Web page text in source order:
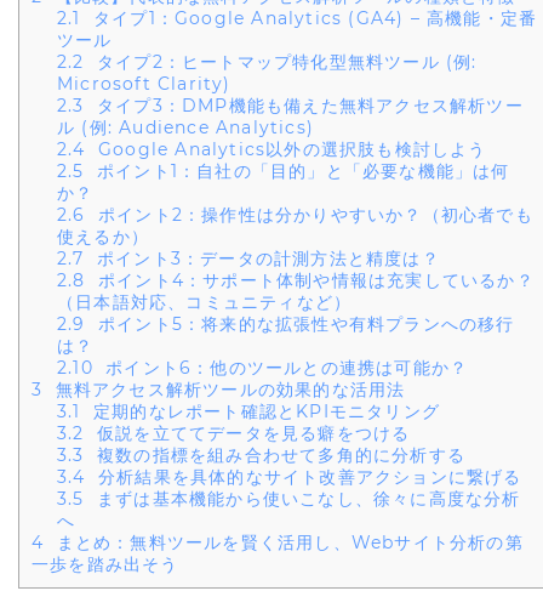
2.1
タイプ1：Google Analytics (GA4) – 高機能・定番
ツール
2.2 タイプ2：ヒートマップ特化型無料ツール (例:
Microsoft Clarity)
2.3
タイプ3：DMP機能も備えた無料アクセス解析ツー
ル (例: Audience Analytics)
2.4 Google Analytics以外の選択肢も検討しよう
2.5 ポイント1：自社の「目的」と「必要な機能」は何
か？
2.6
ポイント2：操作性は分かりやすいか？（初心者でも
使えるか）
2.7 ポイント3：データの計測方法と精度は？
2.8 ポイント4：サポート体制や情報は充実しているか？
（日本語対応、コミュニティなど）
2.9
ポイント5：将来的な拡張性や有料プランへの移行
は？
2.10 ポイント6：他のツールとの連携は可能か？
3
無料アクセス解析ツールの効果的な活用法
3.1
定期的なレポート確認とKPIモニタリング
3.2 仮説を立ててデータを見る癖をつける
3.3
複数の指標を組み合わせて多角的に分析する
3.4 分析結果を具体的なサイト改善アクションに繋げる
3.5 まずは基本機能から使いこなし、徐々に高度な分析
へ
4 まとめ：無料ツールを賢く活用し、Webサイト分析の第
一歩を踏み出そう